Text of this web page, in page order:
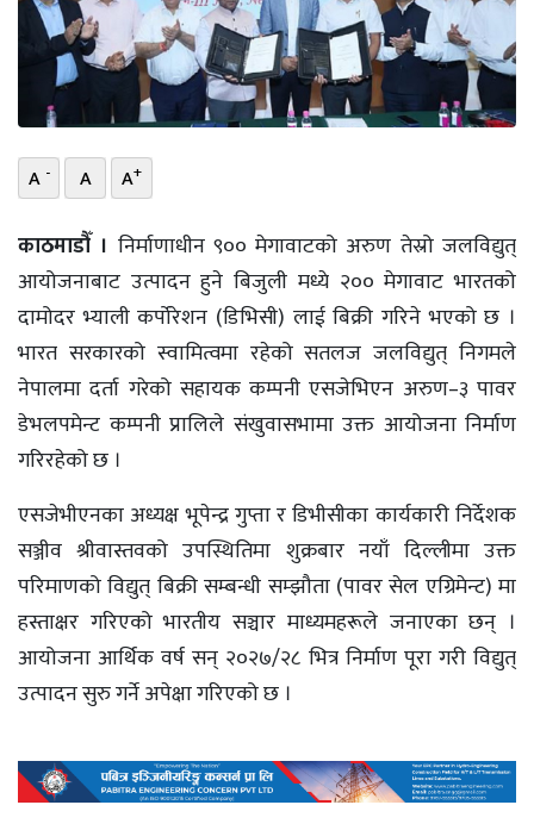
भिडियो
छापा
खोज
प्रोफाइल
ऊर्जा
विशेष
A - A A+
काठमाडौँ । निर्माणाधीन ९०० मेगावाटको अरुण तेस्रो जलविद्युत्
आयोजनाबाट उत्पादन हुने बिजुली मध्ये २०० मेगावाट भारतको
दामोदर भ्याली कर्पोरेशन (डिभिसी) लाई बिक्री गरिने भएको छ ।
भारत सरकारको स्वामित्वमा रहेको सतलज जलविद्युत् निगमले
नेपालमा दर्ता गरेको सहायक कम्पनी एसजेभिएन अरुण–३ पावर
डेभलपमेन्ट कम्पनी प्रालिले संखुवासभामा उक्त आयोजना निर्माण
गरिरहेको छ ।
एसजेभीएनका अध्यक्ष भूपेन्द्र गुप्ता र डिभीसीका कार्यकारी निर्देशक
सञ्जीव श्रीवास्तवको उपस्थितिमा शुक्रबार नयाँ दिल्लीमा उक्त
परिमाणको विद्युत् बिक्री सम्बन्धी सम्झौता (पावर सेल एग्रिमेन्ट) मा
हस्ताक्षर गरिएको भारतीय सञ्चार माध्यमहरूले जनाएका छन् ।
आयोजना आर्थिक वर्ष सन् २०२७/२८ भित्र निर्माण पूरा गरी विद्युत्
उत्पादन सुरु गर्ने अपेक्षा गरिएको छ ।